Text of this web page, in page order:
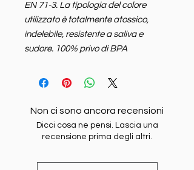
EN 71-3. La tipologia del colore
utilizzato è totalmente atossico,
indelebile, resistente a saliva e
sudore. 100% privo di BPA
Non ci sono ancora recensioni
Dicci cosa ne pensi. Lascia una
recensione prima degli altri.